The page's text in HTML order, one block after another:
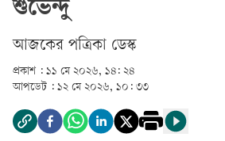
শুভেন্দু
আজকের পত্রিকা ডেস্ক­
প্রকাশ : ১১ মে ২০২৬, ১৪: ২৪
আপডেট : ১২ মে ২০২৬, ১০: ৩৩